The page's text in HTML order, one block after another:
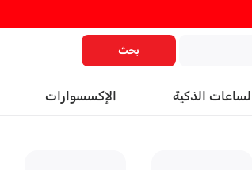
بحث
الذكية الإكسسوارات